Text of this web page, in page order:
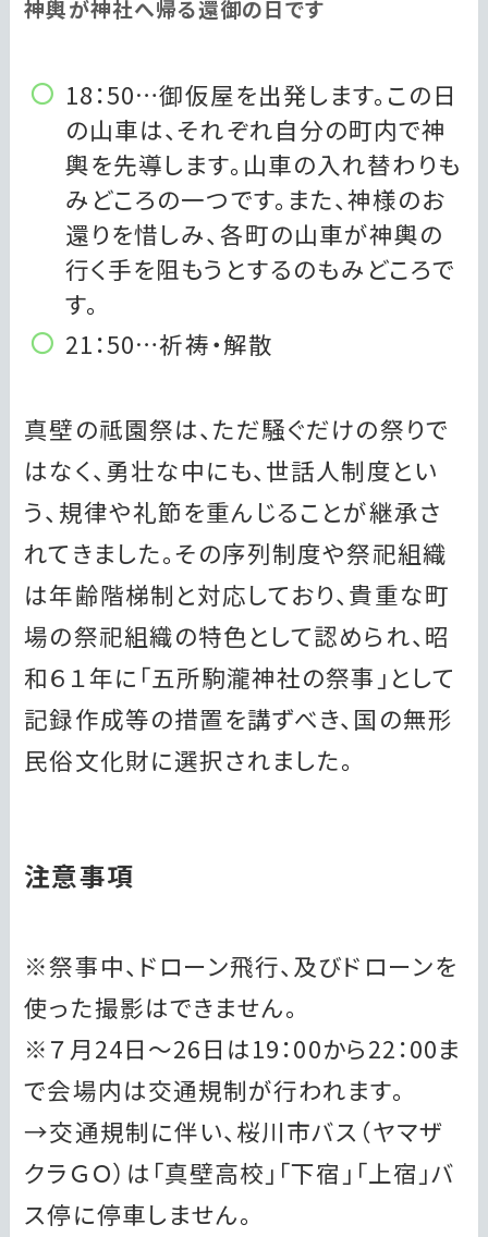
神輿が神社へ帰る還御の日です
18：50…御仮屋を出発します。この日
の山車は、それぞれ自分の町内で神
輿を先導します。山車の入れ替わりも
みどころの一つです。また、神様のお
還りを惜しみ、各町の山車が神輿の
行く手を阻もうとするのもみどころで
す。
21：50…祈祷・解散
真壁の祗園祭は、ただ騒ぐだけの祭りで
はなく、勇壮な中にも、世話人制度とい
う、規律や礼節を重んじることが継承さ
れてきました。その序列制度や祭祀組織
は年齢階梯制と対応しており、貴重な町
場の祭祀組織の特色として認められ、昭
和６１年に「五所駒瀧神社の祭事」として
記録作成等の措置を講ずべき、国の無形
民俗文化財に選択されました。
注意事項
※祭事中、ドローン飛行、及びドローンを
使った撮影はできません。
※７月24日～26日は19：00から22：00ま
で会場内は交通規制が行われます。
→交通規制に伴い、桜川市バス（ヤマザ
クラＧＯ）は「真壁高校」「下宿」「上宿」バ
ス停に停車しません。